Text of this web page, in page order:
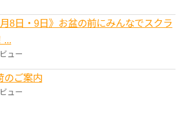
8日・9日》お盆の前にみんなでスクラ
...
ュー
のご案内
ュー